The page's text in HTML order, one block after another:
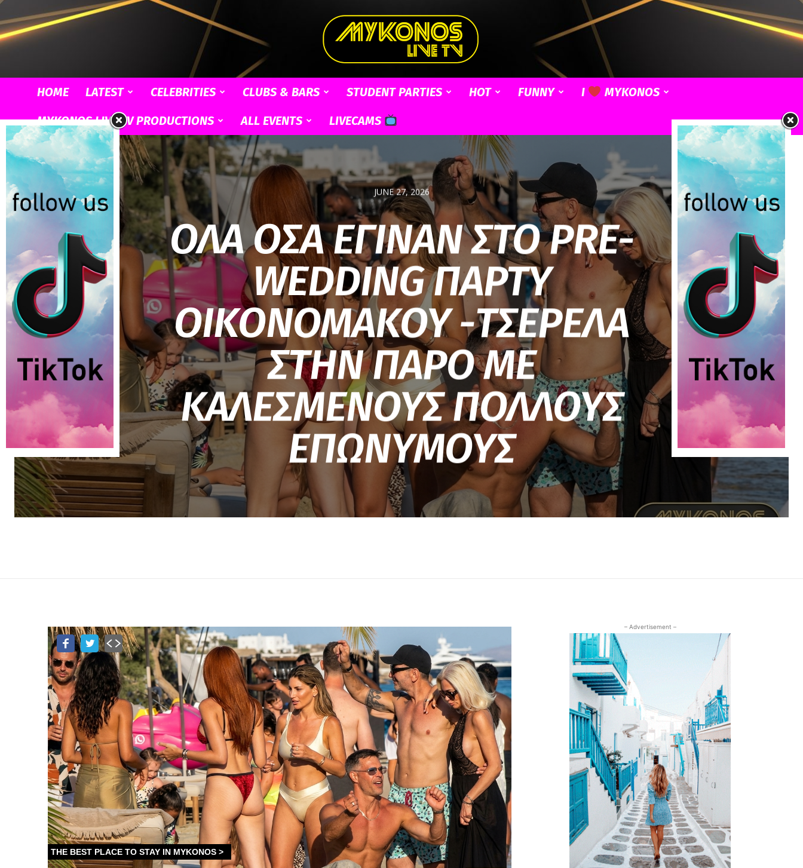
Live
TV
HOME LATEST CELEBRITIES CLUBS & BARS STUDENT PARTIES HOT FUNNY I
MYKONOS
MYKONOS LIVE TV PRODUCTIONS
ALL EVENTS LIVECAMS
JUNE 27, 2026
ΟΛΑ ΟΣΑ ΕΓΙΝΑΝ ΣΤΟ PRE-
WEDDING ΠΑΡΤΥ
ΟΙΚΟΝΟΜΑΚΟΥ -ΤΣΕΡΕΛΑ
ΣΤΗΝ ΠΑΡΟ ΜΕ
ΚΑΛΕΣΜΕΝΟΥΣ ΠΟΛΛΟΥΣ
ΕΠΩΝΥΜΟΥΣ
– Advertisement –